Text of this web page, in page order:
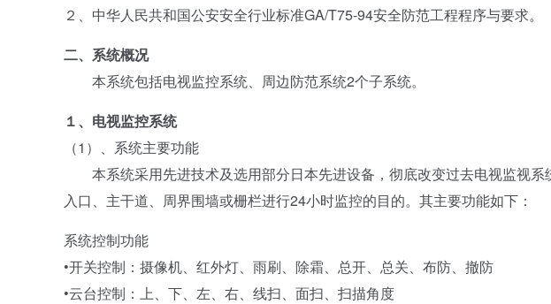
２、中华人民共和国公安安全行业标准GA/T75-94安全防范工程程序与要求。
二、系统概况
本系统包括电视监控系统、周边防范系统2个子系统。
１、电视监控系统
（1）、系统主要功能
本系统采用先进技术及选用部分日本先进设备，彻底改变过去电视监视系
入口、主干道、周界围墙或栅栏进行24小时监控的目的。其主要功能如下：
系统控制功能
•开关控制：摄像机、红外灯、雨刷、除霜、总开、总关、布防、撤防
•云台控制：上、下、左、右、线扫、面扫、扫描角度